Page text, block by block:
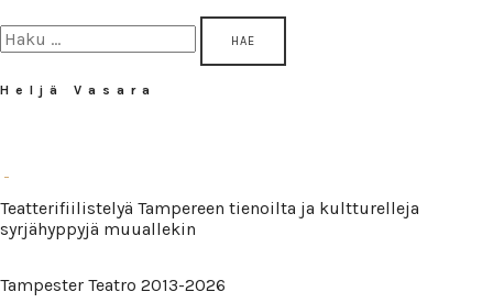
Haku:
Heljä Vasara
Teatterifiilistelyä Tampereen tienoilta ja kultturelleja
syrjähyppyjä muuallekin
Tampester Teatro 2013-2026